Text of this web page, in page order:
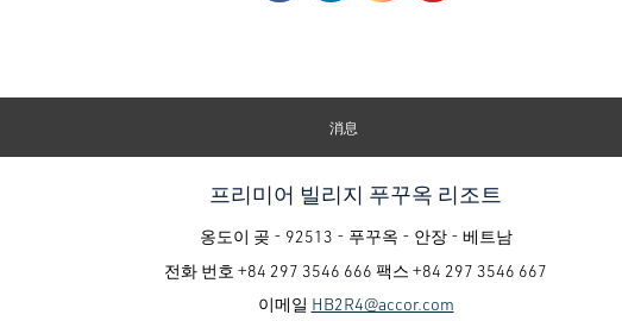
消息
프리미어 빌리지 푸꾸옥 리조트
옹도이 곶 - 92513 - 푸꾸옥 - 안장 - 베트남
전화 번호 +84 297 3546 666 팩스 +84 297 3546 667
이메일 HB2R4@accor.com